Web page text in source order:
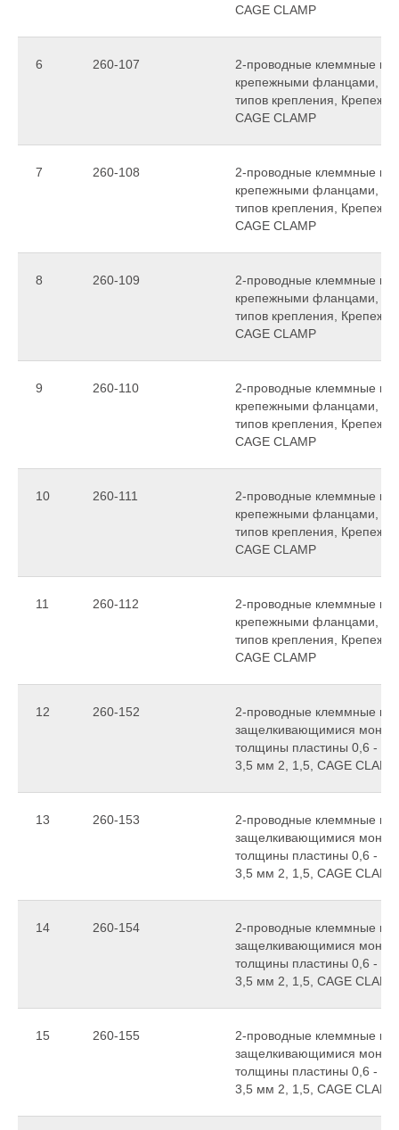
CAGE CLAMP
6 260-107
2-проводные клеммные
крепежными фланцами,
типов крепления,
CAGE CLAMP
7 260-108
2-проводные клеммные
крепежными фланцами,
типов крепления,
CAGE CLAMP
8 260-109
2-проводные клеммные
крепежными фланцами,
типов крепления,
CAGE CLAMP
9 260-110
2-проводные клеммные
крепежными фланцами,
типов крепления,
CAGE CLAMP
10 260-111
2-проводные клеммные
крепежными фланцами,
типов крепления,
CAGE CLAMP
11 260-112
2-проводные клеммные
крепежными фланцами,
типов крепления,
CAGE CLAMP
12 260-152
2-проводные клеммные
защелкивающимися
толщины пластины 0,6 -
3,5 мм 2, 1,5, CAGE CLAMP
13 260-153
2-проводные клеммные
защелкивающимися
толщины пластины 0,6 -
3,5 мм 2, 1,5, CAGE CLAMP
14 260-154
2-проводные клеммные
защелкивающимися
толщины пластины 0,6 -
3,5 мм 2, 1,5, CAGE CLAMP
15 260-155
2-проводные клеммные
защелкивающимися
толщины пластины 0,6 -
3,5 мм 2, 1,5, CAGE CLAMP